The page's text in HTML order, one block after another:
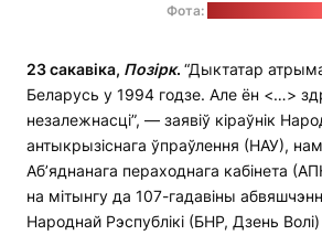
Фота:
23 сакавіка, Позірк. “Дыктатар
Беларусь у 1994 годзе. Але ён <…>
незалежнасці”, — заявіў кіраўнік
антыкрызіснага ўпраўлення (НАУ),
Аб’яднанага пераходнага кабінета
на мітынгу да 107-гадавіны
Народнай Рэспублікі (БНР, Дзень